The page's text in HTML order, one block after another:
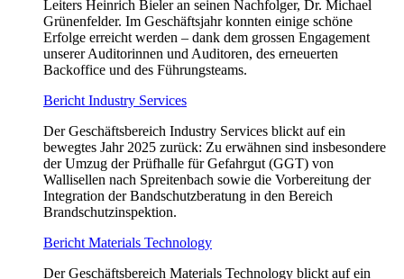
Leiters Heinrich Bieler an seinen Nachfolger, Dr. Michael
Grünenfelder. Im Geschäftsjahr konnten einige schöne
Erfolge erreicht werden – dank dem grossen Engagement
unserer Auditorinnen und Auditoren, des erneuerten
Backoffice und des Führungsteams.
Bericht Industry Services
Der Geschäftsbereich Industry Services blickt auf ein
bewegtes Jahr 2025 zurück: Zu erwähnen sind insbesondere
der Umzug der Prüfhalle für Gefahrgut (GGT) von
Wallisellen nach Spreitenbach sowie die Vorbereitung der
Integration der Bandschutzberatung in den Bereich
Brandschutzinspektion.
Bericht Materials Technology
Der Geschäftsbereich Materials Technology blickt auf ein